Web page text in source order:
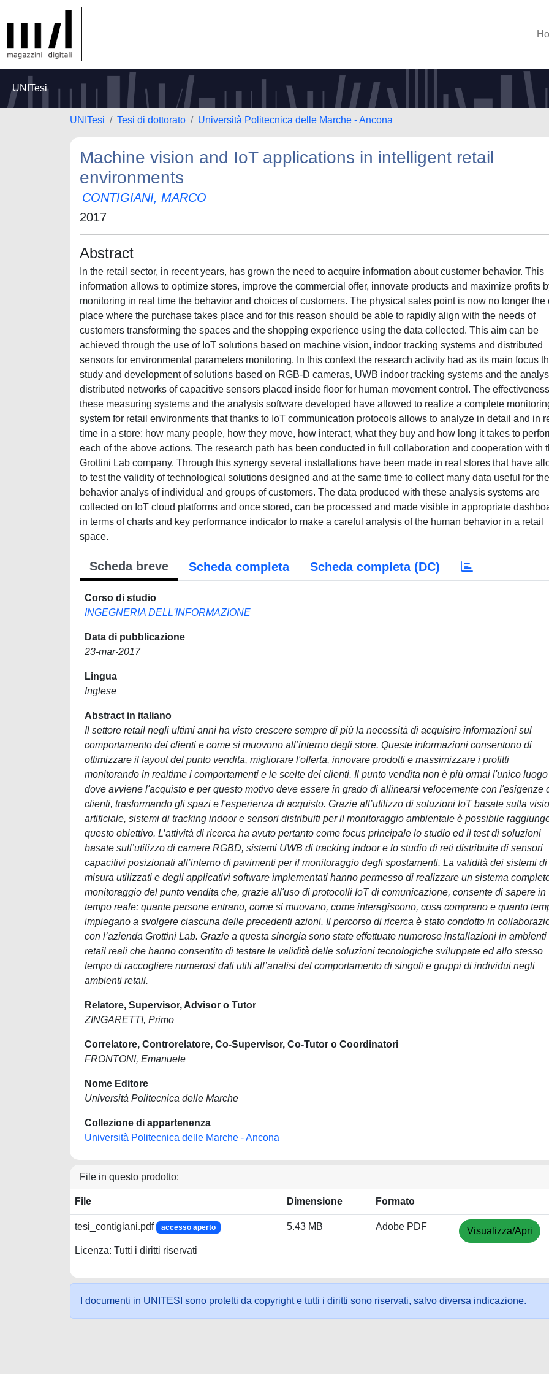
UNITesi
UNITesi Tesi di dottorato Università Politecnica delle Marche - Ancona
Machine vision and IoT applications in intelligent retail
environments
CONTIGIANI, MARCO
2017
Abstract
In the retail sector, in recent years, has grown the need to acquire information about customer behavior. This
information allows to optimize stores, improve the commercial offer, innovate products and maximize profits
monitoring in real time the behavior and choices of customers. The physical sales point is now no longer the
place where the purchase takes place and for this reason should be able to rapidly align with the needs of
customers transforming the spaces and the shopping experience using the data collected. This aim can be
achieved through the use of IoT solutions based on machine vision, indoor tracking systems and distributed
sensors for environmental parameters monitoring. In this context the research activity had as its main focus
study and development of solutions based on RGB-D cameras, UWB indoor tracking systems and the
distributed networks of capacitive sensors placed inside floor for human movement control. The
these measuring systems and the analysis software developed have allowed to realize a complete
system for retail environments that thanks to IoT communication protocols allows to analyze in detail and in
time in a store: how many people, how they move, how interact, what they buy and how long it takes to
each of the above actions. The research path has been conducted in full collaboration and cooperation with
Grottini Lab company. Through this synergy several installations have been made in real stores that have
to test the validity of technological solutions designed and at the same time to collect many data useful for the
behavior analys of individual and groups of customers. The data produced with these analysis systems are
collected on IoT cloud platforms and once stored, can be processed and made visible in appropriate
in terms of charts and key performance indicator to make a careful analysis of the human behavior in a retail
space.
Scheda breve Scheda completa Scheda completa (DC)
Corso di studio
INGEGNERIA DELL'INFORMAZIONE
Data di pubblicazione
23-mar-2017
Lingua
Inglese
Abstract in italiano
Il settore retail negli ultimi anni ha visto crescere sempre di più la necessità di acquisire informazioni sul
comportamento dei clienti e come si muovono all’interno degli store. Queste informazioni consentono di
ottimizzare il layout del punto vendita, migliorare l'offerta, innovare prodotti e massimizzare i profitti
monitorando in realtime i comportamenti e le scelte dei clienti. Il punto vendita non è più ormai l'unico luogo
dove avviene l'acquisto e per questo motivo deve essere in grado di allinearsi velocemente con l'esigenze
clienti, trasformando gli spazi e l'esperienza di acquisto. Grazie all’utilizzo di soluzioni IoT basate sulla
artificiale, sistemi di tracking indoor e sensori distribuiti per il monitoraggio ambientale è possibile
questo obiettivo. L’attività di ricerca ha avuto pertanto come focus principale lo studio ed il test di soluzioni
basate sull’utilizzo di camere RGBD, sistemi UWB di tracking indoor e lo studio di reti distribuite di sensori
capacitivi posizionati all’interno di pavimenti per il monitoraggio degli spostamenti. La validità dei sistemi di
misura utilizzati e degli applicativi software implementati hanno permesso di realizzare un sistema
monitoraggio del punto vendita che, grazie all'uso di protocolli IoT di comunicazione, consente di sapere in
tempo reale: quante persone entrano, come si muovano, come interagiscono, cosa comprano e quanto
impiegano a svolgere ciascuna delle precedenti azioni. Il percorso di ricerca è stato condotto in
con l’azienda Grottini Lab. Grazie a questa sinergia sono state effettuate numerose installazioni in ambienti
retail reali che hanno consentito di testare la validità delle soluzioni tecnologiche sviluppate ed allo stesso
tempo di raccogliere numerosi dati utili all’analisi del comportamento di singoli e gruppi di individui negli
ambienti retail.
Relatore, Supervisor, Advisor o Tutor
ZINGARETTI, Primo
Correlatore, Controrelatore, Co-Supervisor, Co-Tutor o Coordinatori
FRONTONI, Emanuele
Nome Editore
Università Politecnica delle Marche
Collezione di appartenenza
Università Politecnica delle Marche - Ancona
File in questo prodotto:
File Dimensione Formato
tesi_contigiani.pdf accesso aperto
Licenza: Tutti i diritti riservati
5.43 MB Adobe PDF Visualizza/Apri
I documenti in UNITESI sono protetti da copyright e tutti i diritti sono riservati, salvo diversa indicazione.